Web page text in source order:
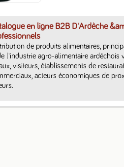
en ligne B2B D'Ardèche
de produits alimentaires,
l'industrie agro-alimentaire
visiteurs, établissements de
acteurs économiques de